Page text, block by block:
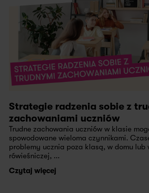
Strategie radzenia sobie z
zachowaniami uczniów
Trudne zachowania uczniów w klasie
spowodowane wieloma czynnikami.
problemy ucznia poza klasą, w domu lub
rówieśniczej, ...
Czytaj więcej